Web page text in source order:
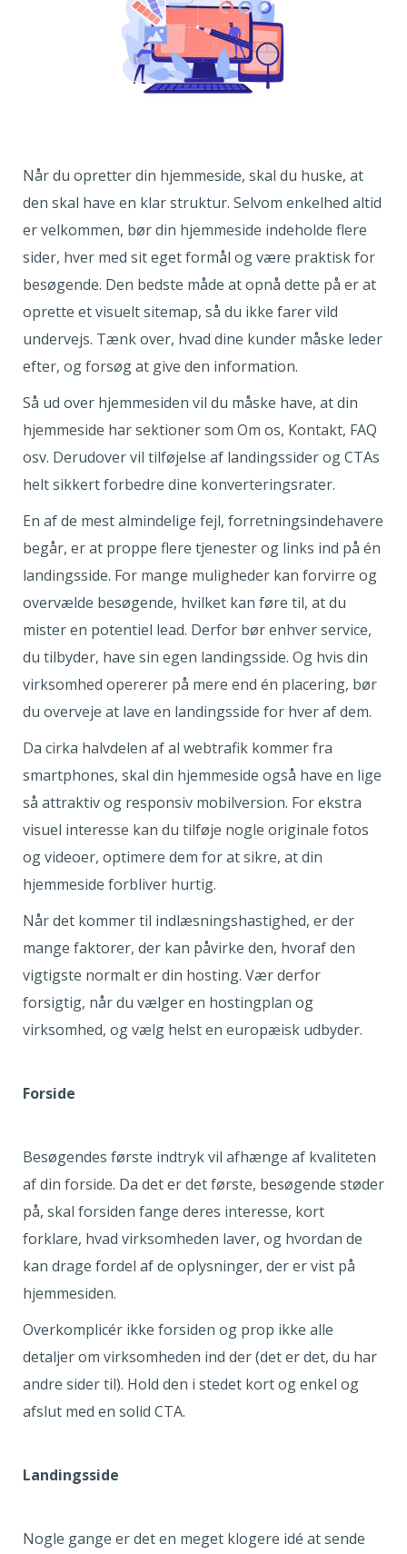
Når du opretter din hjemmeside, skal du huske, at
den skal have en klar struktur. Selvom enkelhed altid
er velkommen, bør din hjemmeside indeholde flere
sider, hver med sit eget formål og være praktisk for
besøgende. Den bedste måde at opnå dette på er at
oprette et visuelt sitemap, så du ikke farer vild
undervejs. Tænk over, hvad dine kunder måske leder
efter, og forsøg at give den information.
Så ud over hjemmesiden vil du måske have, at din
hjemmeside har sektioner som Om os, Kontakt, FAQ
osv. Derudover vil tilføjelse af landingssider og CTAs
helt sikkert forbedre dine konverteringsrater.
En af de mest almindelige fejl, forretningsindehavere
begår, er at proppe flere tjenester og links ind på én
landingsside. For mange muligheder kan forvirre og
overvælde besøgende, hvilket kan føre til, at du
mister en potentiel lead. Derfor bør enhver service,
du tilbyder, have sin egen landingsside. Og hvis din
virksomhed opererer på mere end én placering, bør
du overveje at lave en landingsside for hver af dem.
Da cirka halvdelen af al webtrafik kommer fra
smartphones, skal din hjemmeside også have en lige
så attraktiv og responsiv mobilversion. For ekstra
visuel interesse kan du tilføje nogle originale fotos
og videoer, optimere dem for at sikre, at din
hjemmeside forbliver hurtig.
Når det kommer til indlæsningshastighed, er der
mange faktorer, der kan påvirke den, hvoraf den
vigtigste normalt er din hosting. Vær derfor
forsigtig, når du vælger en hostingplan og
virksomhed, og vælg helst en europæisk udbyder.
Forside
Besøgendes første indtryk vil afhænge af kvaliteten
af din forside. Da det er det første, besøgende støder
på, skal forsiden fange deres interesse, kort
forklare, hvad virksomheden laver, og hvordan de
kan drage fordel af de oplysninger, der er vist på
hjemmesiden.
Overkomplicér ikke forsiden og prop ikke alle
detaljer om virksomheden ind der (det er det, du har
andre sider til). Hold den i stedet kort og enkel og
afslut med en solid CTA.
Landingsside
Nogle gange er det en meget klogere idé at sende